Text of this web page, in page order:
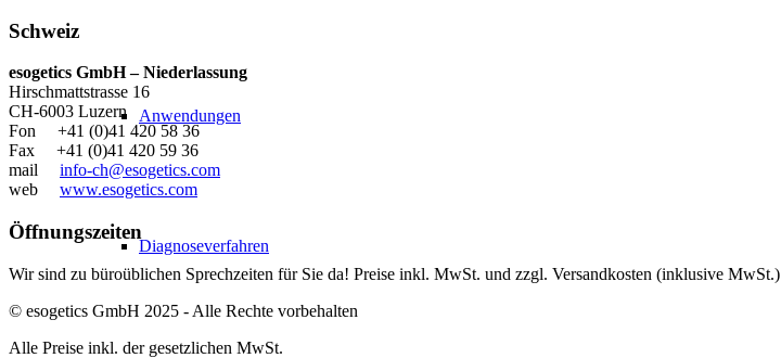
Anwendungen
Diagnoseverfahren
Schweiz
esogetics GmbH – Niederlassung
Hirschmattstrasse 16
CH-6003 Luzern
Fon +41 (0)41 420 58 36
Fax +41 (0)41 420 59 36
mail info-ch@esogetics.com
web www.esogetics.com
Öffnungszeiten
Wir sind zu büroüblichen Sprechzeiten für Sie da! Preise inkl. MwSt. und zzgl. Versandkosten (inklusive MwSt.)
© esogetics GmbH 2025 - Alle Rechte vorbehalten
Alle Preise inkl. der gesetzlichen MwSt.